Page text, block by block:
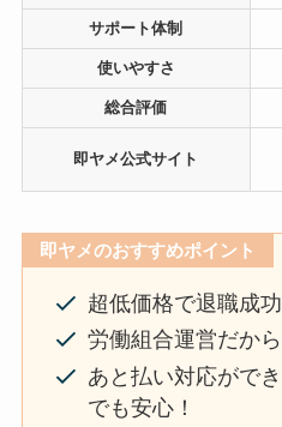
サポート体制
使いやすさ
総合評価
即ヤメ公式サイト
即ヤメのおすすめポイント
超低価格で退職成
労働組合運営だか
あと払い対応がで
でも安心！